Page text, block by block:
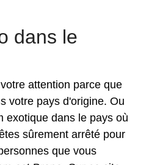
dans le
attention parce que
votre pays d'origine. Ou
exotique dans le pays où
sûrement arrêté pour
que vous